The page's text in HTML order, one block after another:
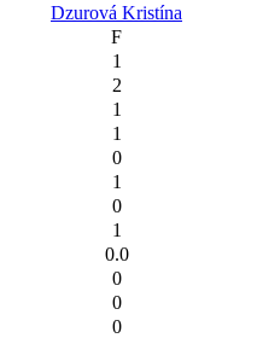
Dzurová Kristína
F
1
2
1
1
0
1
0
1
0.0
0
0
0